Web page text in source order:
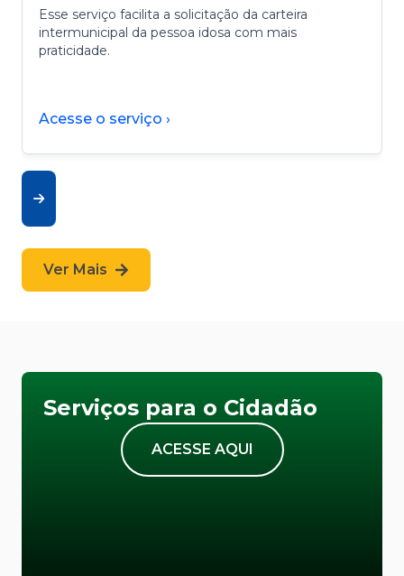
Esse serviço facilita a solicitação da carteira
intermunicipal da pessoa idosa com mais
praticidade.
Acesse o serviço ›
Ver Mais
Serviços para o Cidadão
ACESSE AQUI